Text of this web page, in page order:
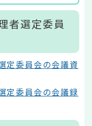
者選定委員
定委員会の会議資
定委員会の会議録